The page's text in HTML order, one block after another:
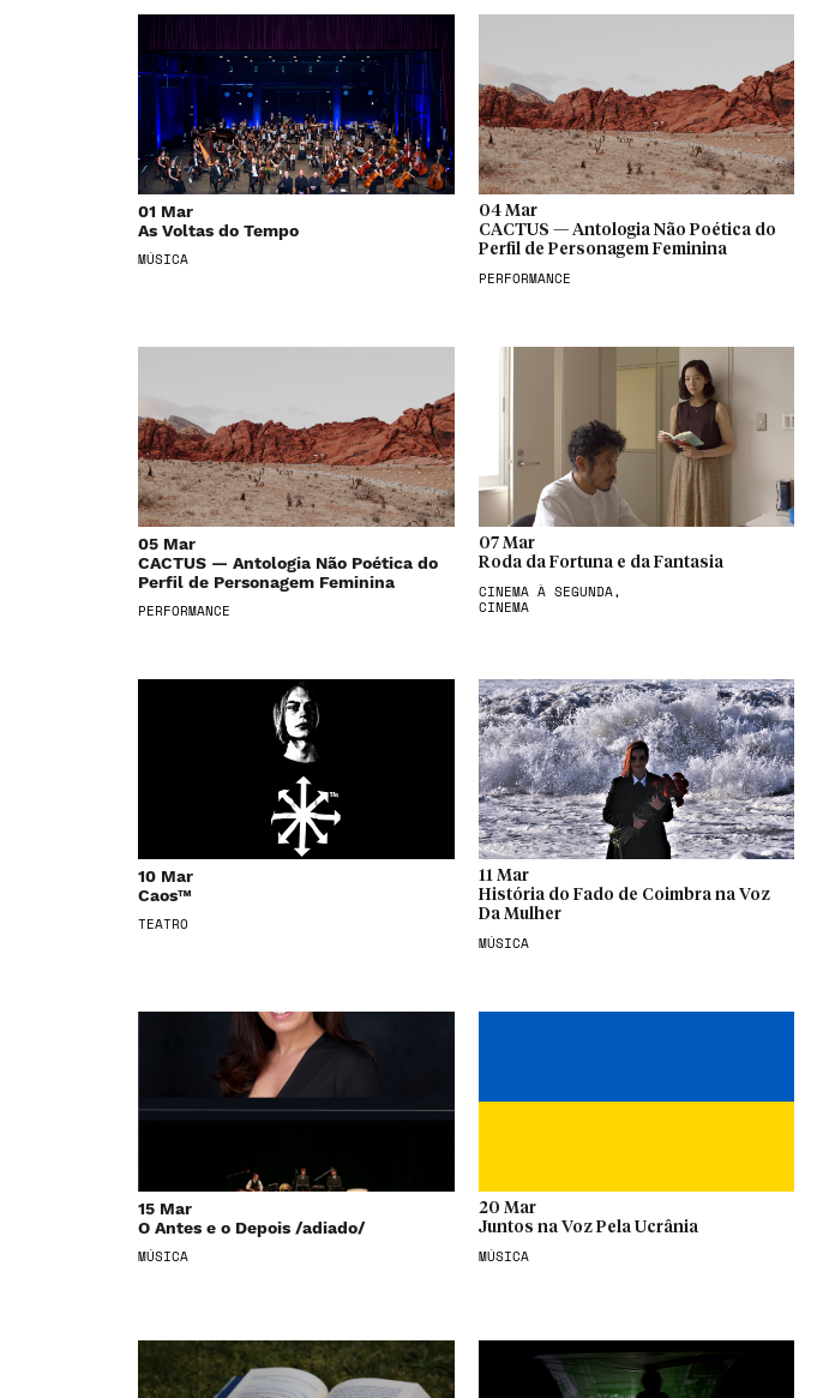
01 Mar
As Voltas do Tempo
MÚSICA
04 Mar
CACTUS — Antologia Não Poética do
Perfil de Personagem Feminina
PERFORMANCE
05 Mar
CACTUS — Antologia Não Poética do
Perfil de Personagem Feminina
PERFORMANCE
07 Mar
Roda da Fortuna e da Fantasia
CINEMA À SEGUNDA,
CINEMA
10 Mar
Caos™
TEATRO
11 Mar
História do Fado de Coimbra na Voz
Da Mulher
MÚSICA
15 Mar
O Antes e o Depois /adiado/
MÚSICA
20 Mar
Juntos na Voz Pela Ucrânia
MÚSICA